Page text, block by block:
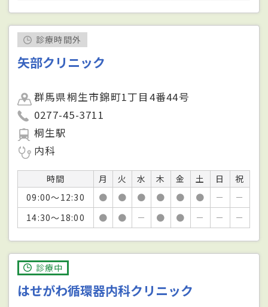
診療時間外
矢部クリニック
群馬県桐生市錦町1丁目4番44号
0277-45-3711
桐生駅
内科
時間 月 火 水 木 金 土 日
祝
09:00～12:30
● ● ● ● ● ● －
－
14:30～18:00
● ● － ● ● － － －
診療中
はせがわ循環器内科クリニック